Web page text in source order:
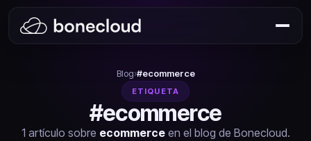
Blog›#ecommerce
ETIQUETA
#ecommerce
1 artículo sobre ecommerceen el blog de Bonecloud.